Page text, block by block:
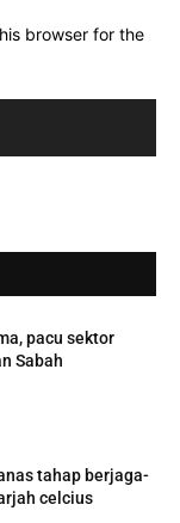
browser for the
pacu sektor
Sabah
tahap berjaga-
celcius